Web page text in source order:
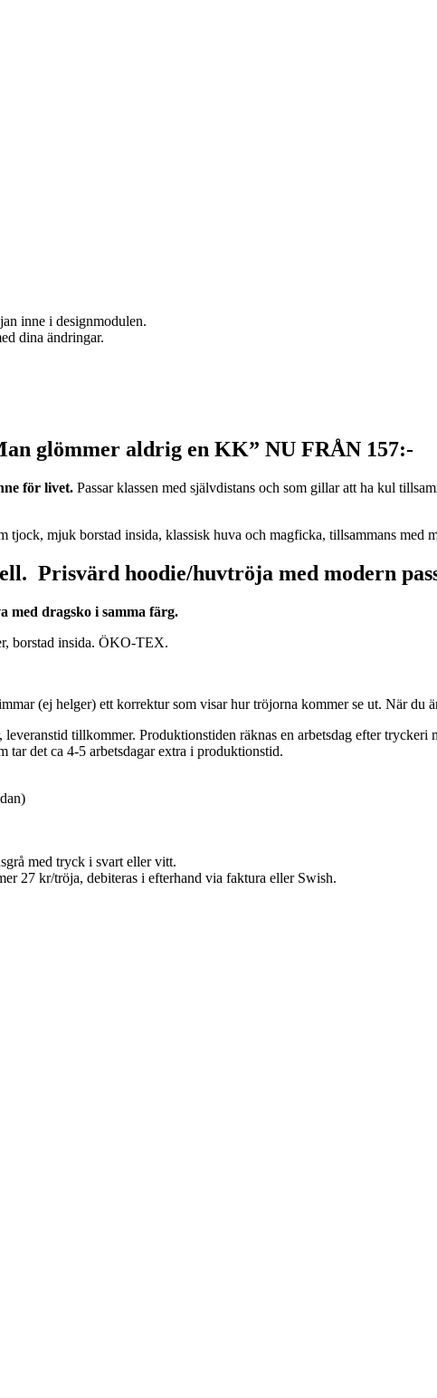
inne i designmodulen.
dina ändringar.
glömmer aldrig en KK” NU FRÅN 157:-
för livet. Passar klassen med självdistans och som gillar att ha kul
mjuk borstad insida, klassisk huva och magficka, tillsammans med
Prisvärd hoodie/huvtröja med modern
med dragsko i samma färg.
borstad insida. ÖKO-TEX.
(ej helger) ett korrektur som visar hur tröjorna kommer se ut. När du
tillkommer. Produktionstiden räknas en arbetsdag efter tryckeri
tar det ca 4-5 arbetsdagar extra i produktionstid.
med tryck i svart eller vitt.
27 kr/tröja, debiteras i efterhand via faktura eller Swish.